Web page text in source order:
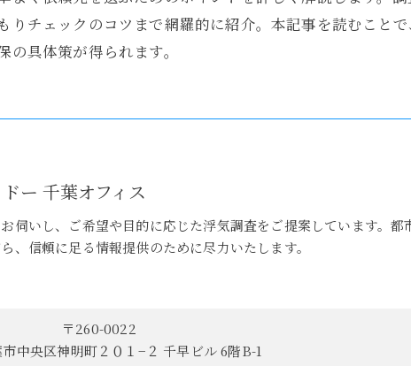
チェックのコツまで網羅的に紹介。本記事を読むこと
具体策が得られます。
ー 千葉オフィス
伺いし、ご希望や目的に応じた浮気調査をご提案しています。
、信頼に足る情報提供のために尽力いたします。
〒260-0022
中央区神明町２０１−２ 千早ビル 6階B-1